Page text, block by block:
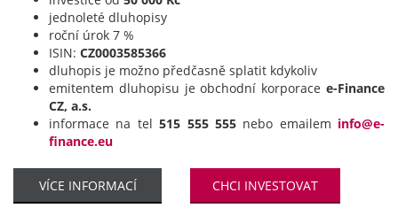
jednoleté dluhopisy
roční úrok 7 %
ISIN: CZ0003585366
dluhopis je možno předčasně splatit kdykoliv
emitentem dluhopisu je obchodní korporace e-Finance
CZ, a.s.
informace na tel515 555 555nebo emailem info@e-
finance.eu
VÍCE INFORMACÍ CHCI INVESTOVAT